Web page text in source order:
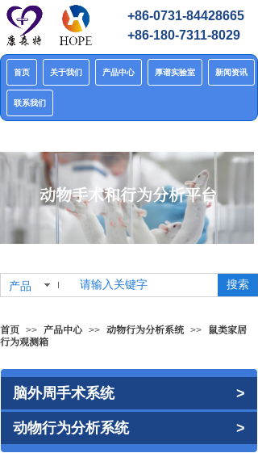
+86-0731-84428665
+86-180-7311-8029
首页 关于我们 产品中心 厚谱实验室 新闻资讯
联系我们
动物手术和行为分析平台
产品 搜索
首页 >> 产品中心 >> 动物行为分析系统 >>
鼠类家居
行为观测箱
脑外周手术系统 >
动物行为分析系统 >